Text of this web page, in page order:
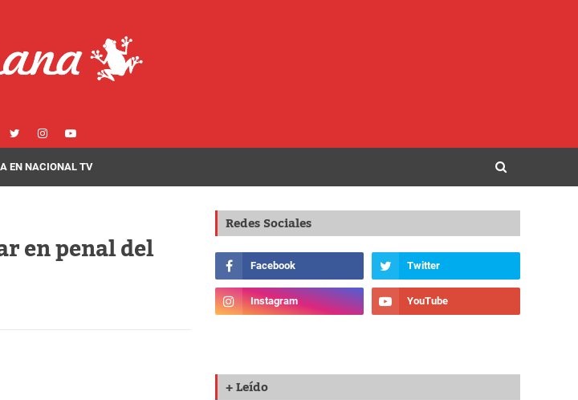
EN NACIONAL TV
en penal del
Redes Sociales
+ Leído